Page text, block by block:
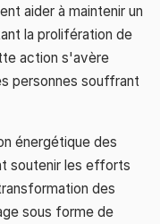
aider à maintenir un
la prolifération de
action s'avère
personnes souffrant
énergétique des
soutenir les efforts
des
sous forme de